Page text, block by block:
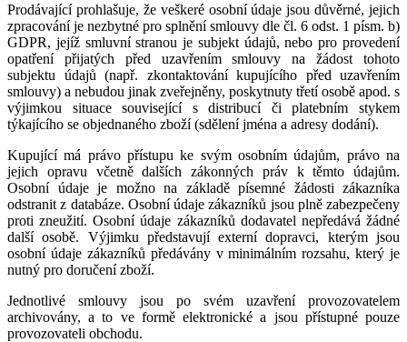
Prodávající prohlašuje, že veškeré osobní údaje jsou důvěrné, jejich
zpracování je nezbytné pro splnění smlouvy dle čl. 6 odst. 1 písm. b)
GDPR, jejíž smluvní stranou je subjekt údajů, nebo pro provedení
opatření přijatých před uzavřením smlouvy na žádost tohoto
subjektu údajů (např. zkontaktování kupujícího před uzavřením
smlouvy) a nebudou jinak zveřejněny, poskytnuty třetí osobě apod. s
výjimkou situace související s distribucí či platebním stykem
týkajícího se objednaného zboží (sdělení jména a adresy dodání).
Kupující má právo přístupu ke svým osobním údajům, právo na
jejich opravu včetně dalších zákonných práv k těmto údajům.
Osobní údaje je možno na základě písemné žádosti zákazníka
odstranit z databáze. Osobní údaje zákazníků jsou plně zabezpečeny
proti zneužití. Osobní údaje zákazníků dodavatel nepředává žádné
další osobě. Výjimku představují externí dopravci, kterým jsou
osobní údaje zákazníků předávány v minimálním rozsahu, který je
nutný pro doručení zboží.
Jednotlivé smlouvy jsou po svém uzavření provozovatelem
archivovány, a to ve formě elektronické a jsou přístupné pouze
provozovateli obchodu.